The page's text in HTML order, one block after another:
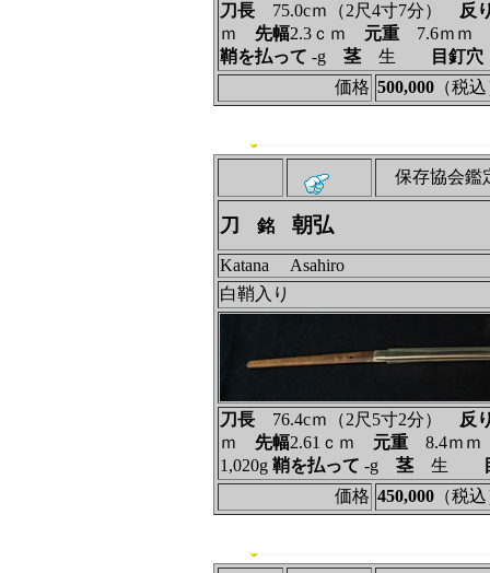
刀長75.0cｍ（2尺4寸7分）
反
ｍ 先幅2.3ｃｍ 元重7.6ｍｍ
鞘を払って ‐g 茎生 目釘穴
価格 500,000（税込
保存協会鑑
刀 銘 朝弘
Katana Asahiro
白鞘入り
刀長76.4cｍ（2尺5寸2分）
反
ｍ 先幅2.61ｃｍ 元重8.4ｍ
1,020g鞘を払って ‐g 茎生
価格 450,000（税込